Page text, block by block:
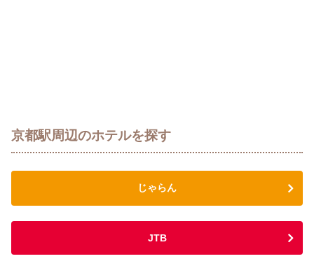
京都駅周辺のホテルを探す
じゃらん
JTB